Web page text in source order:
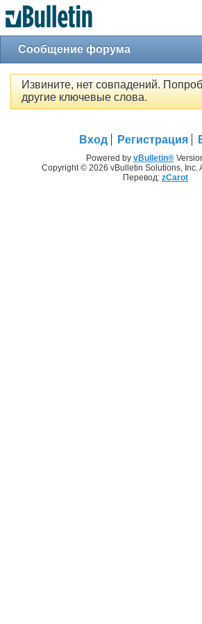
Сообщение форума
Извините, нет совпадений.
другие ключевые слова.
Вход Регистрация
Powered by vBulletin®
Copyright © 2026 vBulletin Solutions, Inc.
Перевод: zCarot